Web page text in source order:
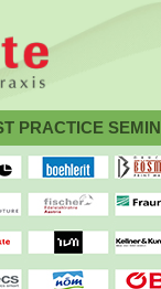
PRACTICE